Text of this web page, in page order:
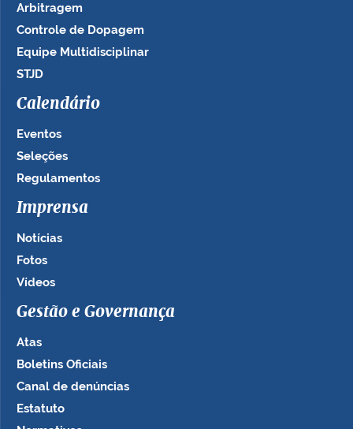
Arbitragem
Controle de Dopagem
Equipe Multidisciplinar
STJD
Calendário
Eventos
Seleções
Regulamentos
Imprensa
Notícias
Fotos
Vídeos
Gestão e Governança
Atas
Boletins Oficiais
Canal de denúncias
Estatuto